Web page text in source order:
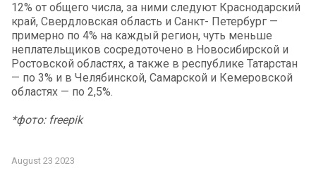
12% от общего числа, за ними следуют Краснодарский
край, Свердловская область и Санкт- Петербург —
примерно по 4% на каждый регион, чуть меньше
неплательщиков сосредоточено в Новосибирской и
Ростовской областях, а также в республике Татарстан
— по 3% и в Челябинской, Самарской и Кемеровской
областях — по 2,5%.
*фото: freepik
August 23 2023